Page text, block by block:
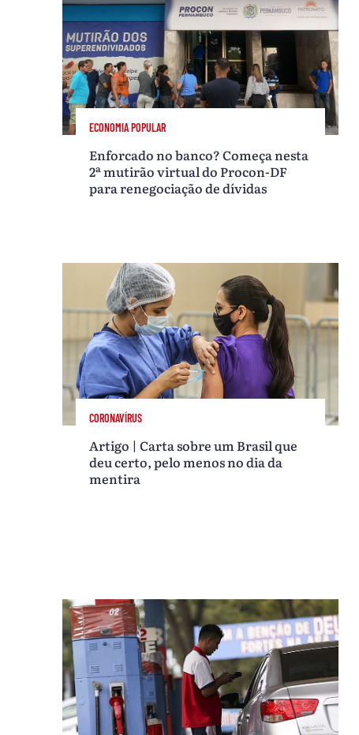
ECONOMIA POPULAR
Enforcado no banco? Começa nesta
2ª mutirão virtual do Procon-DF
para renegociação de dívidas
CORONAVÍRUS
Artigo | Carta sobre um Brasil que
deu certo, pelo menos no dia da
mentira